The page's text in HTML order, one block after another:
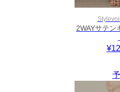
2WAYサテン